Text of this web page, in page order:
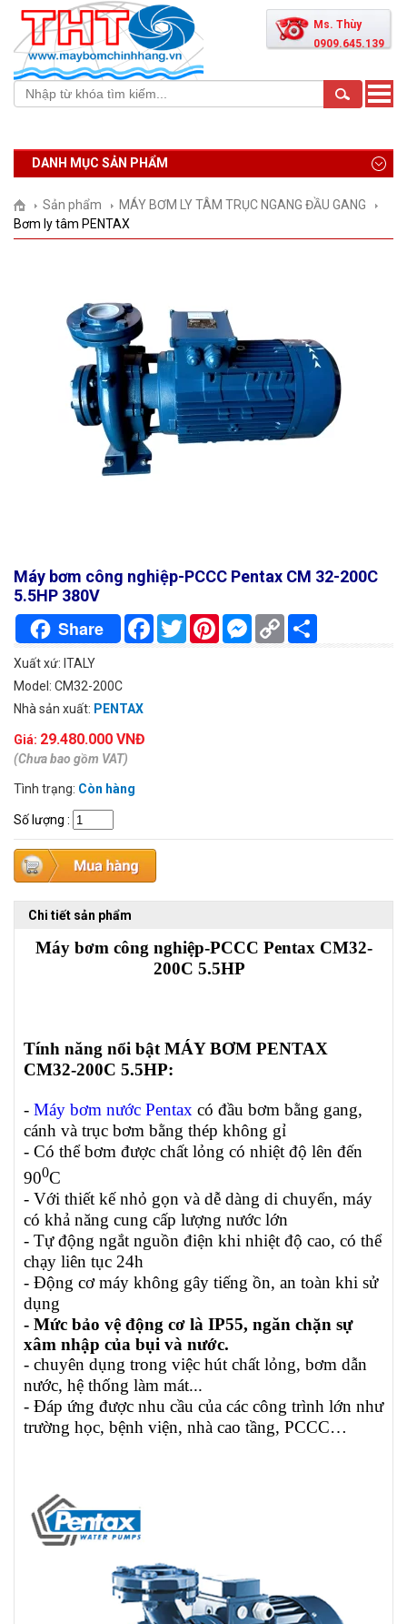
Ms. Thùy
0909.645.139
Toggle
DANH MỤC SẢN PHẨM
Sản phẩm
MÁY BƠM LY TÂM TRỤC NGANG ĐẦU GANG
Bơm ly tâm PENTAX
Máy bơm công nghiệp-PCCC Pentax CM 32-200C
5.5HP 380V
Share FacebookTwitterPinterestMessenger
Copy
Link
Xuất xứ: ITALY
Model: CM32-200C
Nhà sản xuất: PENTAX
Giá: 29.480.000 VNĐ
(Chưa bao gồm VAT)
Tình trạng: Còn hàng
Số lượng :
Chi tiết sản phẩm
Máy bơm công nghiệp-PCCC Pentax CM32-
200C 5.5HP
Tính năng nổi bật MÁY BƠM PENTAX
CM32-200C 5.5HP:
- Máy bơm nước Pentax có đầu bơm bằng gang,
cánh và trục bơm bằng thép không gỉ
- Có thể bơm được chất lỏng có nhiệt độ lên đến
900C
- Với thiết kế nhỏ gọn và dễ dàng di chuyển, máy
có khả năng cung cấp lượng nước lớn
- Tự động ngắt nguồn điện khi nhiệt độ cao, có thể
chạy liên tục 24h
- Động cơ máy không gây tiếng ồn, an toàn khi sử
dụng
- Mức bảo vệ động cơ là IP55, ngăn chặn sự
xâm nhập của bụi và nước.
- chuyên dụng trong việc hút chất lỏng, bơm dẫn
nước, hệ thống làm mát...
- Đáp ứng được nhu cầu của các công trình lớn như
trường học, bệnh viện, nhà cao tầng, PCCC…